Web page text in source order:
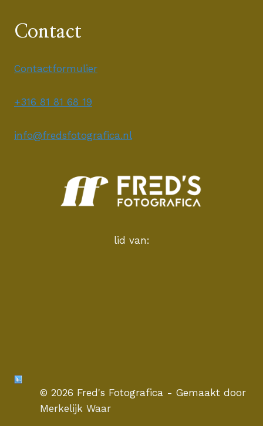
Contact
Contactformulier
+316 81 81 68 19
info@fredsfotografica.nl
lid van:
© 2026 Fred's Fotografica - Gemaakt door
Merkelijk Waar